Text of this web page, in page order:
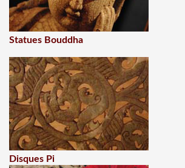
Statues Bouddha
Disques Pi